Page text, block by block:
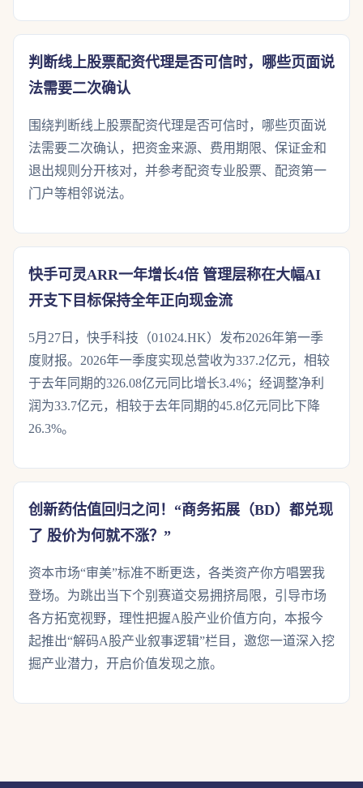
判断线上股票配资代理是否可信时，哪些页面说
法需要二次确认
围绕判断线上股票配资代理是否可信时，哪些页面说
法需要二次确认，把资金来源、费用期限、保证金和
退出规则分开核对，并参考配资专业股票、配资第一
门户等相邻说法。
快手可灵ARR一年增长4倍 管理层称在大幅AI
开支下目标保持全年正向现金流
5月27日，快手科技（01024.HK）发布2026年第一季
度财报。2026年一季度实现总营收为337.2亿元，相较
于去年同期的326.08亿元同比增长3.4%；经调整净利
润为33.7亿元，相较于去年同期的45.8亿元同比下降
26.3%。
创新药估值回归之问！“商务拓展（BD）都兑现
了 股价为何就不涨？”
资本市场“审美”标准不断更迭，各类资产你方唱罢我
登场。为跳出当下个别赛道交易拥挤局限，引导市场
各方拓宽视野，理性把握A股产业价值方向，本报今
起推出“解码A股产业叙事逻辑”栏目，邀您一道深入挖
掘产业潜力，开启价值发现之旅。